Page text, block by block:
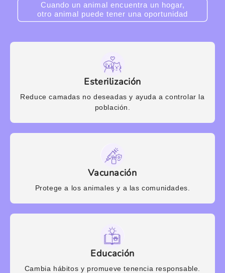
Cuando un animal encuentra un hogar,
otro animal puede tener una oportunidad
Esterilización
Reduce camadas no deseadas y ayuda a controlar la
población.
Vacunación
Protege a los animales y a las comunidades.
Educación
Cambia hábitos y promueve tenencia responsable.